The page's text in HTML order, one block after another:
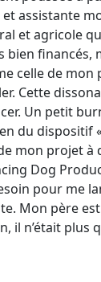
assistante
et agricole
financés,
celle de
Cette
Un petit
du dispositif
mon projet
Dog
pour me
Mon père
il n’était plus